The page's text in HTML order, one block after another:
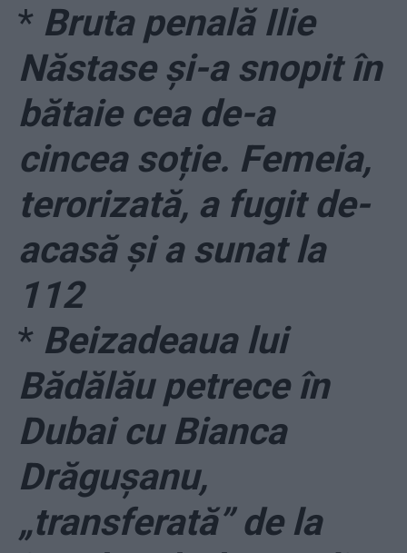
* Bruta penală Ilie
Năstase și-a snopit în
bătaie cea de-a
cincea soție. Femeia,
terorizată, a fugit de-
acasă și a sunat la
112
* Beizadeaua lui
Bădălău petrece în
Dubai cu Bianca
Drăgușanu,
„transferată” de la